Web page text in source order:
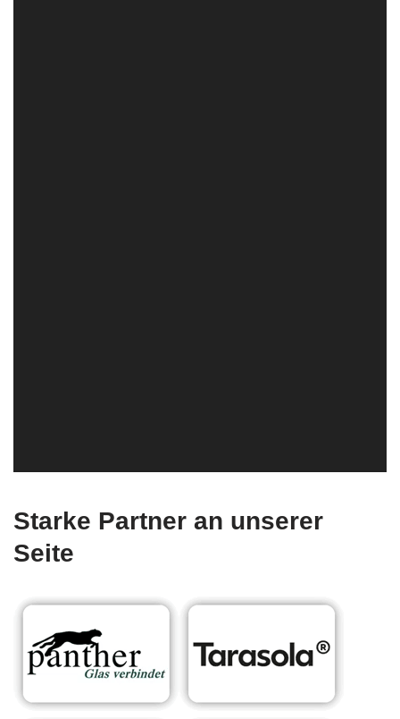
Starke Partner an unserer
Seite